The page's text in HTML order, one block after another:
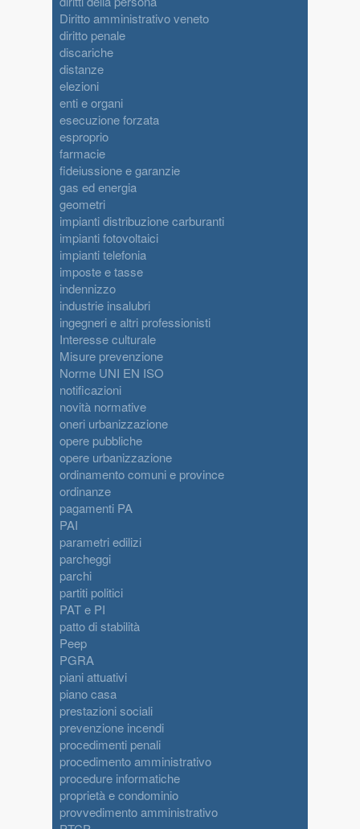
Diritto amministrativo veneto
diritto penale
discariche
distanze
elezioni
enti e organi
esecuzione forzata
esproprio
farmacie
fideiussione e garanzie
gas ed energia
geometri
impianti distribuzione carburanti
impianti fotovoltaici
impianti telefonia
imposte e tasse
indennizzo
industrie insalubri
ingegneri e altri professionisti
Interesse culturale
Misure prevenzione
Norme UNI EN ISO
notificazioni
novità normative
oneri urbanizzazione
opere pubbliche
opere urbanizzazione
ordinamento comuni e province
ordinanze
pagamenti PA
PAI
parametri edilizi
parcheggi
parchi
partiti politici
PAT e PI
patto di stabilità
Peep
PGRA
piani attuativi
piano casa
prestazioni sociali
prevenzione incendi
procedimenti penali
procedimento amministrativo
procedure informatiche
proprietà e condominio
provvedimento amministrativo